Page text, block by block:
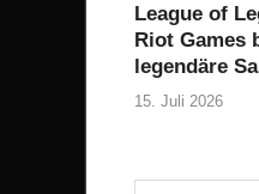
League of
Riot Games
legendäre
15. Juli 2026